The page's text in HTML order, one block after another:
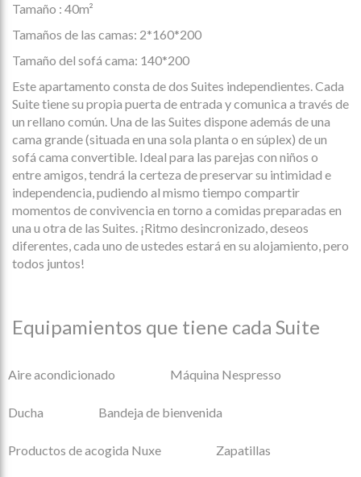
Tamaño : 40m²
Tamaños de las camas: 2*160*200
Tamaño del sofá cama: 140*200
Este apartamento consta de dos Suites independientes. Cada
Suite tiene su propia puerta de entrada y comunica a través de
un rellano común. Una de las Suites dispone además de una
cama grande (situada en una sola planta o en súplex) de un
sofá cama convertible. Ideal para las parejas con niños o
entre amigos, tendrá la certeza de preservar su intimidad e
independencia, pudiendo al mismo tiempo compartir
momentos de convivencia en torno a comidas preparadas en
una u otra de las Suites. ¡Ritmo desincronizado, deseos
diferentes, cada uno de ustedes estará en su alojamiento, pero
todos juntos!
Equipamientos que tiene cada Suite
Aire acondicionado Máquina Nespresso
Ducha Bandeja de bienvenida
Productos de acogida Nuxe Zapatillas